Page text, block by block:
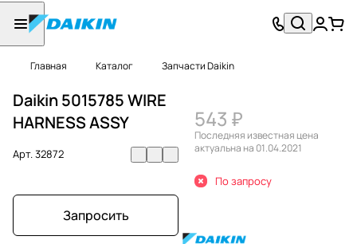
Главная Каталог Запчасти Daikin
Daikin 5015785 WIRE
HARNESS ASSY
Арт.32872
Запросить
543 ₽
Последняя известная цена
актуальна на 01.04.2021
По запросу